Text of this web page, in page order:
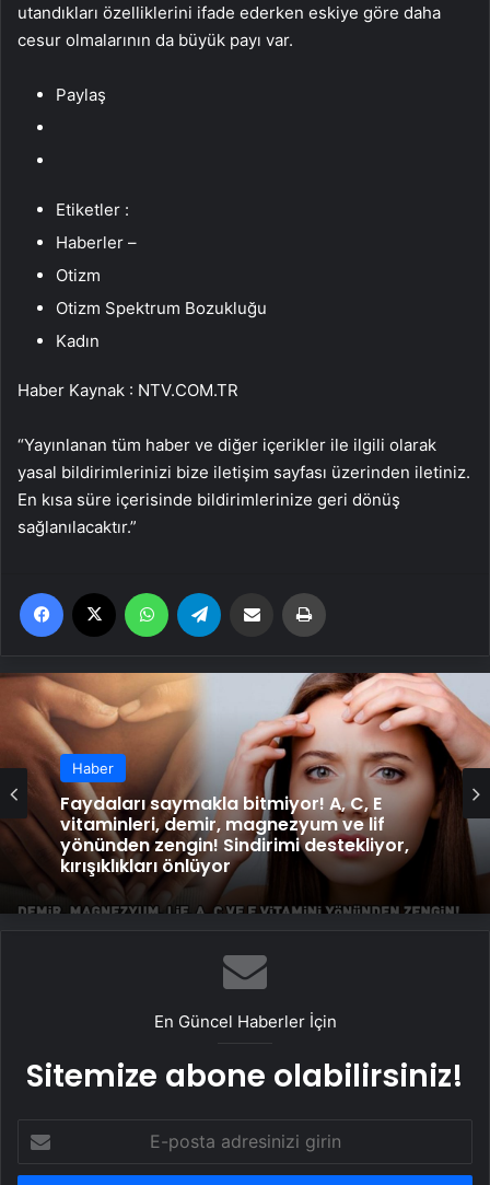
utandıkları özelliklerini ifade ederken eskiye göre daha
cesur olmalarının da büyük payı var.
Paylaş
Etiketler :
Haberler –
Otizm
Otizm Spektrum Bozukluğu
Kadın
Haber Kaynak : NTV.COM.TR
“Yayınlanan tüm haber ve diğer içerikler ile ilgili olarak
yasal bildirimlerinizi bize iletişim sayfası üzerinden iletiniz.
En kısa süre içerisinde bildirimlerinize geri dönüş
sağlanılacaktır.”
Facebook WhatsApp Email'den paylaş
Haber
Faydaları saymakla bitmiyor! A, C, E
vitaminleri, demir, magnezyum ve lif
yönünden zengin! Sindirimi destekliyor,
Haber
BİRİNİN SİZDEN HOŞLANDIĞINI GÖSTEREN 6
İŞARET! Uzman isim açıkladı! Meğer en
En Güncel Haberler İçin
Sitemize abone olabilirsiniz!
posta
adresinizi